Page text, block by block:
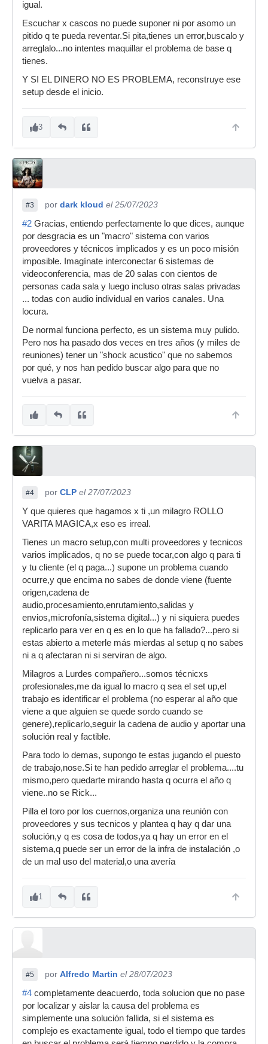
igual.
Escuchar x cascos no puede suponer ni por asomo un
pitido q te pueda reventar.Si pita,tienes un error,buscalo y
arreglalo...no intentes maquillar el problema de base q
tienes.
Y SI EL DINERO NO ES PROBLEMA, reconstruye ese
setup desde el inicio.
3
#3 por dark kloud el 25/07/2023
#2 Gracias, entiendo perfectamente lo que dices, aunque
por desgracia es un "macro" sistema con varios
proveedores y técnicos implicados y es un poco misión
imposible. Imagínate interconectar 6 sistemas de
videoconferencia, mas de 20 salas con cientos de
personas cada sala y luego incluso otras salas privadas
... todas con audio individual en varios canales. Una
locura.
De normal funciona perfecto, es un sistema muy pulido.
Pero nos ha pasado dos veces en tres años (y miles de
reuniones) tener un "shock acustico" que no sabemos
por qué, y nos han pedido buscar algo para que no
vuelva a pasar.
#4 por CLP el 27/07/2023
Y que quieres que hagamos x ti ,un milagro ROLLO
VARITA MAGICA,x eso es irreal.
Tienes un macro setup,con multi proveedores y tecnicos
varios implicados, q no se puede tocar,con algo q para ti
y tu cliente (el q paga...) supone un problema cuando
ocurre,y que encima no sabes de donde viene (fuente
origen,cadena de
audio,procesamiento,enrutamiento,salidas y
envios,microfonía,sistema digital...) y ni siquiera puedes
replicarlo para ver en q es en lo que ha fallado?...pero si
estas abierto a meterle más mierdas al setup q no sabes
ni a q afectaran ni si serviran de algo.
Milagros a Lurdes compañero...somos técnicxs
profesionales,me da igual lo macro q sea el set up,el
trabajo es identificar el problema (no esperar al año que
viene a que alguien se quede sordo cuando se
genere),replicarlo,seguir la cadena de audio y aportar una
solución real y factible.
Para todo lo demas, supongo te estas jugando el puesto
de trabajo,nose.Si te han pedido arreglar el problema....tu
mismo,pero quedarte mirando hasta q ocurra el año q
viene..no se Rick...
Pilla el toro por los cuernos,organiza una reunión con
proveedores y sus tecnicos y plantea q hay q dar una
solución,y q es cosa de todos,ya q hay un error en el
sistema,q puede ser un error de la infra de instalación ,o
de un mal uso del material,o una avería
1
#5 por Alfredo Martin el 28/07/2023
#4 completamente deacuerdo, toda solucion que no pase
por localizar y aislar la causa del problema es
simplemente una solución fallida, si el sistema es
complejo es exactamente igual, todo el tiempo que tardes